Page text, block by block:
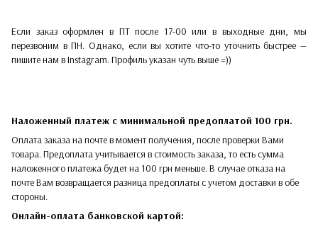
Если заказ оформлен в ПТ после 17-00 или в выходные дни, мы
перезвоним в ПН. Однако, если вы хотите что-то уточнить быстрее —
пишите нам в Instagram. Профиль указан чуть выше =))
Наложенный платеж с минимальной предоплатой 100 грн.
Оплата заказа на почте в момент получения, после проверки Вами
товара. Предоплата учитывается в стоимость заказа, то есть сумма
наложенного платежа будет на 100 грн меньше. В случае отказа на
почте Вам возвращается разница предоплаты с учетом доставки в обе
стороны.​​
Онлайн-оплата банковской картой: